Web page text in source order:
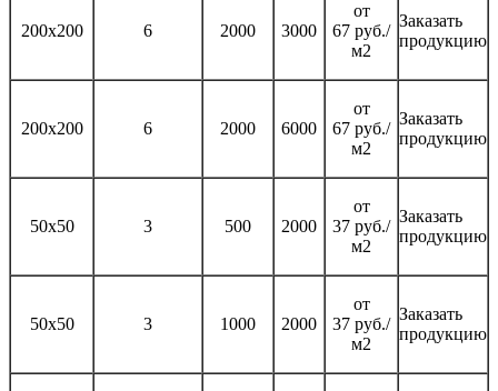
200х200 6 2000 3000
от
67 руб./
м2
Заказать
продукцию
200х200 6 2000 6000
от
67 руб./
м2
Заказать
продукцию
50х50 3 500 2000
от
37 руб./
м2
Заказать
продукцию
50х50 3 1000 2000
от
37 руб./
м2
Заказать
продукцию